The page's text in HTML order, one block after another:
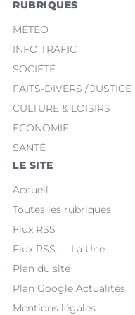
RUBRIQUES
MÉTÉO
INFO TRAFIC
SOCIÉTÉ
FAITS-DIVERS / JUSTICE
CULTURE & LOISIRS
ECONOMIE
SANTÉ
LE SITE
Accueil
Toutes les rubriques
Flux RSS
Flux RSS — La Une
Plan du site
Plan Google Actualités
Mentions légales